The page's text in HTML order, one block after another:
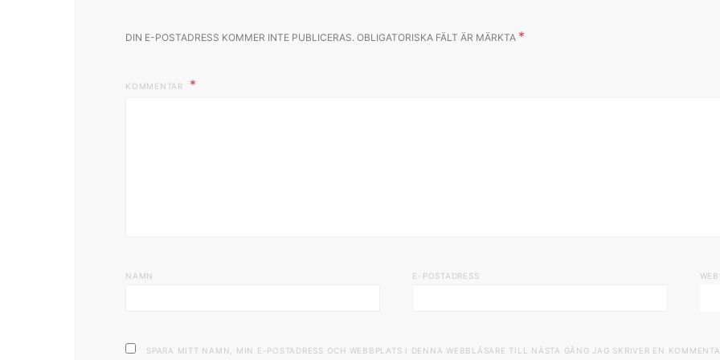
DIN E-POSTADRESS KOMMER INTE PUBLICERAS. OBLIGATORISKA FÄLT ÄR MÄRKTA *
KOMMENTAR
NAMN E-POSTADRESS
SPARA MITT NAMN, MIN E-POSTADRESS OCH WEBBPLATS I DENNA WEBBLÄSARE TILL NÄSTA GÅNG JAG SKRIVER EN